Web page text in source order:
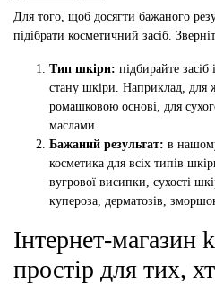
Для того, щоб досягти бажаного
підібрати косметичний засіб.
Тип шкіри: підбирайте засіб
стану шкіри. Наприклад, для
ромашковою основі, для
маслами.
Бажаний результат: в
косметика для всіх типів
вугрової висипки, сухості
купероза, дерматозів,
Інтернет-магазин
простір для тих,